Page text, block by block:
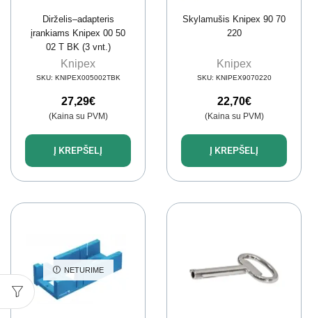
Dirželis–adapteris
įrankiams Knipex 00 50
02 T BK (3 vnt.)
Knipex
SKU: KNIPEX005002TBK
27,29€
(Kaina su PVM)
Į KREPŠELĮ
Skylamušis Knipex 90 70
220
Knipex
SKU: KNIPEX9070220
22,70€
(Kaina su PVM)
Į KREPŠELĮ
NETURIME